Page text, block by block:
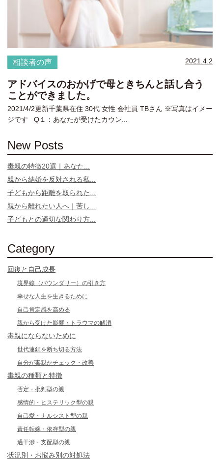
相談者の声 2021.4.2
アドバイスのおかげで母ときちんと話し合う
ことができました。
2021/4/2更新千葉県在住 30代 女性 会社員 TBさん ※写真はイメー
ジです Q１：あなたが受けたカウン...
New Posts
毒親の特徴20選｜あなた...
親から結婚を反対される私...
子どもから距離を取られた...
親から離れたい人へ｜苦し...
子どもとの適切な関わり方...
Category
回復と自己成長
境界線（バウンダリー）の引き方
幸せな人生を生きるために
自己肯定感を高める
親から受けた影響・トラウマの解消
毒親にならないために
世代連鎖を断ち切る方法
自分が毒親かチェック・改善
毒親の種類と特徴
否定・批判型の親
感情的・ヒステリック型の親
自己愛・ナルシスト型の親
責任転嫁・依存型の親
過干渉・支配型の親
状況別・お悩み別の対処法